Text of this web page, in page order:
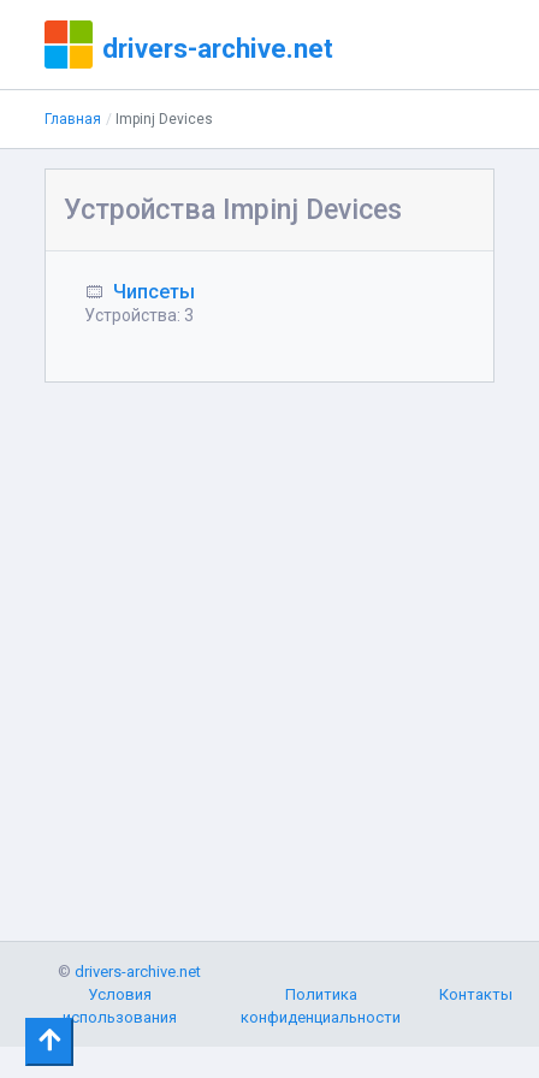
drivers-archive.net
Главная Impinj Devices
Устройства Impinj Devices
Чипсеты
Устройства: 3
©drivers-archive.net
Условия
использования
Политика
конфиденциальности
Контакты